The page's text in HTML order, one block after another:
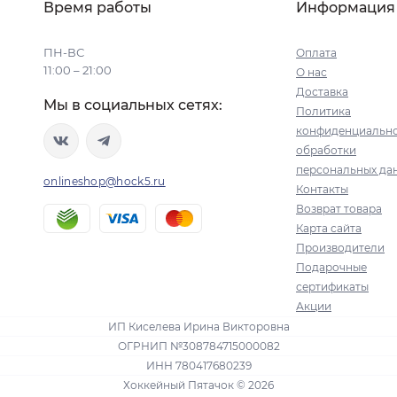
Время работы
ПН-ВС
11:00 – 21:00
Мы в социальных сетях:
onlineshop@hock5.ru
Информация
Оплата
О нас
Доставка
Политика
обработки
персональных
Контакты
Возврат товара
Карта сайта
Производители
Подарочные
сертификаты
Акции
ИП Киселева Ирина Викторовна
ОГРНИП №308784715000082
ИНН 780417680239
Хоккейный Пятачок © 2026